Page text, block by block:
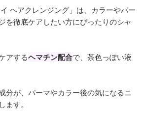
イ ヘアクレンジング」は、カラーやパー
を徹底ケアしたい方にぴったりのシャ
アするヘマチン配合で、茶色っぽい液
分が、パーマやカラー後の気になるニ
ます。